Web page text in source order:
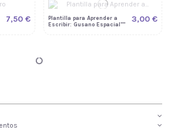
7,50 €
Plantilla para Aprender a
Escribir: Gusano Espacial""
3,00 €